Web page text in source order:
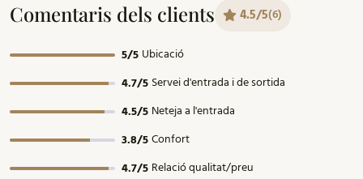
Comentaris dels clients 4.5/5(6)
5/5 Ubicació
4.7/5 Servei d'entrada i de sortida
4.5/5 Neteja a l'entrada
3.8/5Confort
4.7/5 Relació qualitat/preu